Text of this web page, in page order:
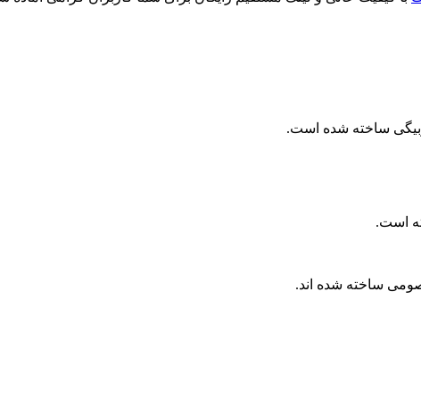
ساخته شده است.
است.
ساخته شده اند.